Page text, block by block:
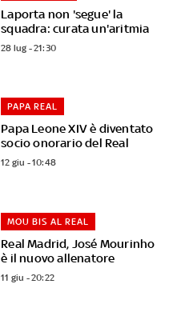
Laporta non 'segue' la
squadra: curata un'aritmia
28 lug - 21:30
Papa Leone XIV è diventato
socio onorario del Real
PAPA REAL
12 giu - 10:48
Real Madrid, José Mourinho
è il nuovo allenatore
MOU BIS AL REAL
11 giu - 20:22